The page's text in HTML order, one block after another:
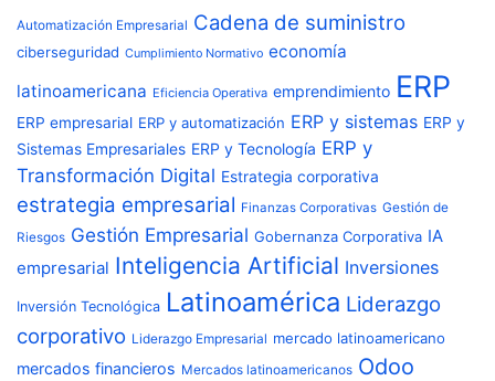
Automatización Empresarial Cadena de suministro
ciberseguridad Cumplimiento Normativo economía
latinoamericana Eficiencia Operativa emprendimiento ERP
ERP empresarial ERP y automatización ERP y sistemas ERP y
Sistemas Empresariales ERP y Tecnología ERP y
Transformación Digital Estrategia corporativa
estrategia empresarial Finanzas Corporativas Gestión de
Riesgos Gestión Empresarial Gobernanza Corporativa IA
empresarial Inteligencia Artificial Inversiones
Inversión Tecnológica Latinoamérica Liderazgo
corporativo Liderazgo Empresarial mercado latinoamericano
mercados financieros Mercados latinoamericanos Odoo